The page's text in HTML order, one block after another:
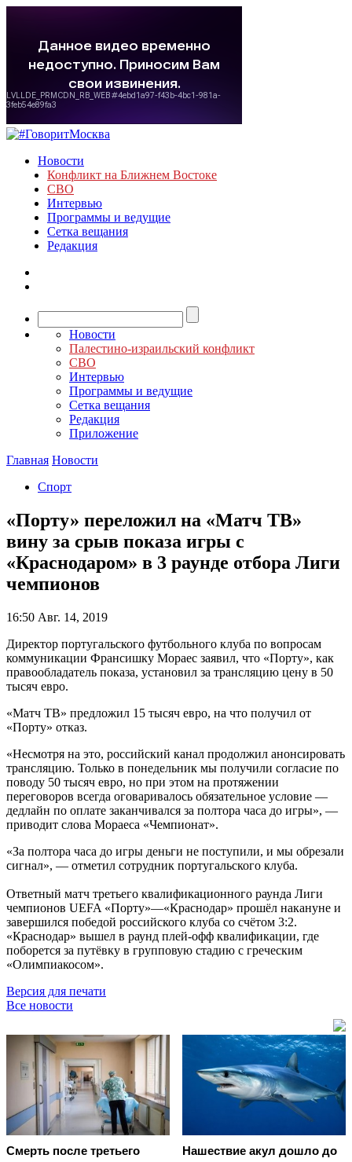
Новости
Конфликт на Ближнем Востоке
СВО
Интервью
Программы и ведущие
Сетка вещания
Редакция
Новости
Палестино-израильский конфликт
СВО
Интервью
Программы и ведущие
Сетка вещания
Редакция
Приложение
Главная Новости
Спорт
«Порту» переложил на «Матч ТВ»
вину за срыв показа игры с
«Краснодаром» в 3 раунде отбора Лиги
чемпионов
16:50 Авг. 14, 2019
Директор португальского футбольного клуба по вопросам
коммуникации Франсишку Мораес заявил, что «Порту», как
правообладатель показа, установил за трансляцию цену в 50
тысяч евро.
«Матч ТВ» предложил 15 тысяч евро, на что получил от
«Порту» отказ.
«Несмотря на это, российский канал продолжил анонсировать
трансляцию. Только в понедельник мы получили согласие по
поводу 50 тысяч евро, но при этом на протяжении
переговоров всегда оговаривалось обязательное условие —
дедлайн по оплате заканчивался за полтора часа до игры», —
приводит слова Мораеса «Чемпионат».
«За полтора часа до игры деньги не поступили, и мы обрезали
сигнал», — отметил сотрудник португальского клуба.
Ответный матч третьего квалификационного раунда Лиги
чемпионов UEFA «Порту»—«Краснодар» прошёл накануне и
завершился победой российского клуба со счётом 3:2.
«Краснодар» вышел в раунд плей-офф квалификации, где
поборется за путёвку в групповую стадию с греческим
«Олимпиакосом».
Версия для печати
Все новости
Смерть после третьего
Нашествие акул дошло до